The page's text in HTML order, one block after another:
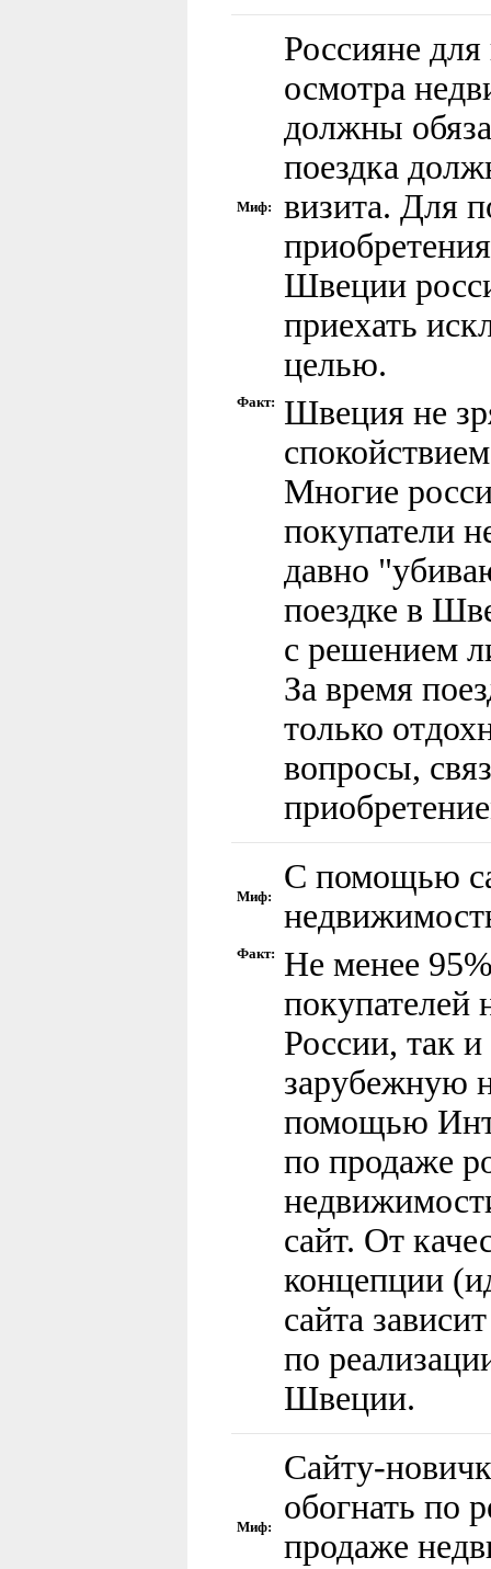
Миф:
Россияне для
осмотра
должны
поездка
визита. Для
Швеции
приехать
целью.
Факт:
Швеция не
Многие
покупатели
давно
поездке в
с решением
За время
только
вопросы,
Миф:
С помощью
Факт:
Не менее
покупателей
России, так
зарубежную
помощью
по продаже
сайт. От
концепции
сайта
по
Швеции.
Миф:
Сайту-
обогнать по
продаже